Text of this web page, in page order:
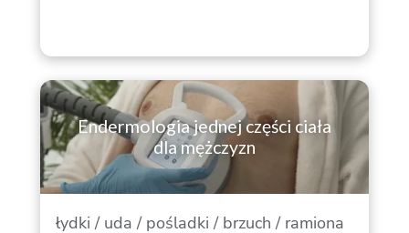
Endermologia jednej części ciała
dla mężczyzn
łydki / uda / pośladki / brzuch / ramiona